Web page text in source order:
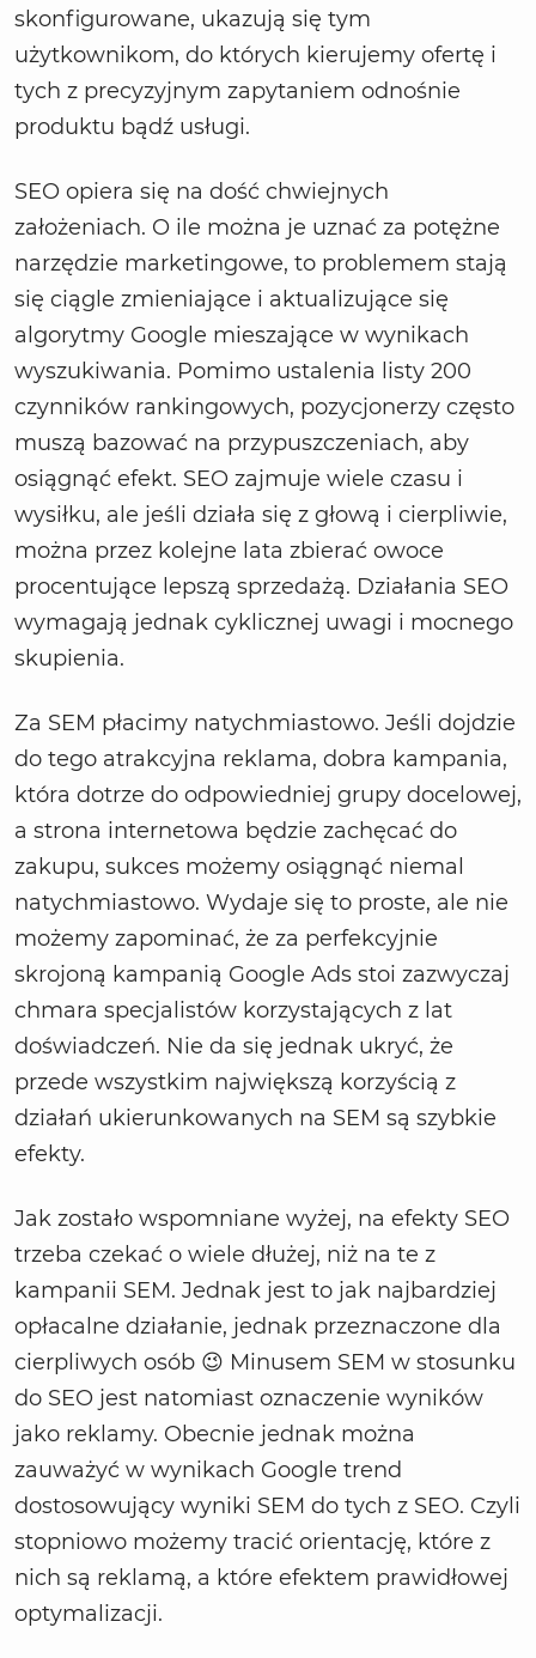
skonfigurowane, ukazują się tym
użytkownikom, do których kierujemy ofertę i
tych z precyzyjnym zapytaniem odnośnie
produktu bądź usługi.
SEO opiera się na dość chwiejnych
założeniach. O ile można je uznać za potężne
narzędzie marketingowe, to problemem stają
się ciągle zmieniające i aktualizujące się
algorytmy Google mieszające w wynikach
wyszukiwania. Pomimo ustalenia listy 200
czynników rankingowych, pozycjonerzy często
muszą bazować na przypuszczeniach, aby
osiągnąć efekt. SEO zajmuje wiele czasu i
wysiłku, ale jeśli działa się z głową i cierpliwie,
można przez kolejne lata zbierać owoce
procentujące lepszą sprzedażą. Działania SEO
wymagają jednak cyklicznej uwagi i mocnego
skupienia.
Za SEM płacimy natychmiastowo. Jeśli dojdzie
do tego atrakcyjna reklama, dobra kampania,
która dotrze do odpowiedniej grupy docelowej,
a strona internetowa będzie zachęcać do
zakupu, sukces możemy osiągnąć niemal
natychmiastowo. Wydaje się to proste, ale nie
możemy zapominać, że za perfekcyjnie
skrojoną kampanią Google Ads stoi zazwyczaj
chmara specjalistów korzystających z lat
doświadczeń. Nie da się jednak ukryć, że
przede wszystkim największą korzyścią z
działań ukierunkowanych na SEM są szybkie
efekty.
Jak zostało wspomniane wyżej, na efekty SEO
trzeba czekać o wiele dłużej, niż na te z
kampanii SEM. Jednak jest to jak najbardziej
opłacalne działanie, jednak przeznaczone dla
cierpliwych osób 😉 Minusem SEM w stosunku
do SEO jest natomiast oznaczenie wyników
jako reklamy. Obecnie jednak można
zauważyć w wynikach Google trend
dostosowujący wyniki SEM do tych z SEO. Czyli
stopniowo możemy tracić orientację, które z
nich są reklamą, a które efektem prawidłowej
optymalizacji.